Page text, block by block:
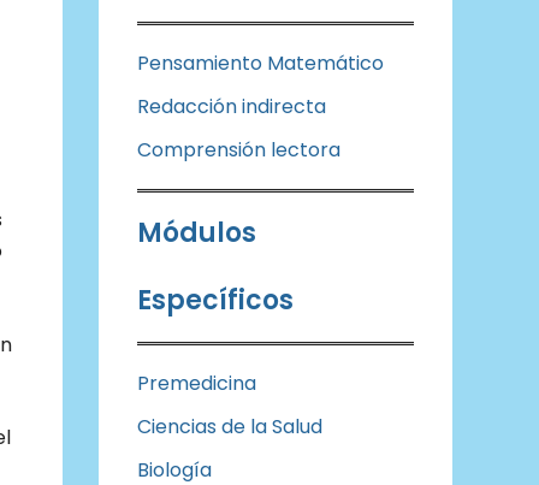
Pensamiento Matemático
Redacción indirecta
Comprensión lectora
Módulos
Específicos
Premedicina
Ciencias de la Salud
Biología